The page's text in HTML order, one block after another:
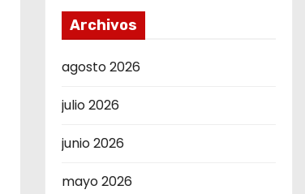
Archivos
agosto 2026
julio 2026
junio 2026
mayo 2026